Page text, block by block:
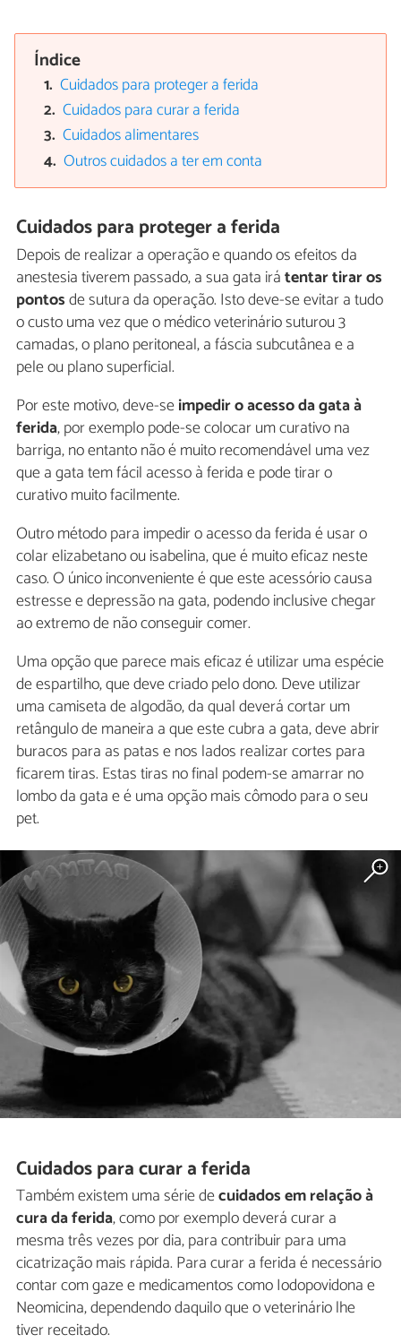
Índice
Cuidados para proteger a ferida
Cuidados para curar a ferida
Cuidados alimentares
Outros cuidados a ter em conta
Cuidados para proteger a ferida
Depois de realizar a operação e quando os efeitos da
anestesia tiverem passado, a sua gata irátentar tirar os
pontosde sutura da operação. Isto deve-se evitar a tudo
o custo uma vez que o médico veterinário suturou 3
camadas, o plano peritoneal, a fáscia subcutânea e a
pele ou plano superficial.
Por este motivo, deve-seimpedir o acesso da gata à
ferida, por exemplo pode-se colocar um curativo na
barriga, no entanto não é muito recomendável uma vez
que a gata tem fácil acesso à ferida e pode tirar o
curativo muito facilmente.
Outro método para impedir o acesso da ferida é usar o
colar elizabetano ou isabelina, que é muito eficaz neste
caso. O único inconveniente é que este acessório causa
estresse e depressão na gata, podendo inclusive chegar
ao extremo de não conseguir comer.
Uma opção que parece mais eficaz é utilizar uma espécie
de espartilho, que deve criado pelo dono. Deve utilizar
uma camiseta de algodão, da qual deverá cortar um
retângulo de maneira a que este cubra a gata, deve abrir
buracos para as patas e nos lados realizar cortes para
ficarem tiras. Estas tiras no final podem-se amarrar no
lombo da gata e é uma opção mais cômodo para o seu
pet.
Cuidados para curar a ferida
Também existem uma série decuidados em relação à
cura da ferida, como por exemplo deverá curar a
mesma três vezes por dia, para contribuir para uma
cicatrização mais rápida. Para curar a ferida é necessário
contar com gaze e medicamentos como Iodopovidona e
Neomicina, dependendo daquilo que o veterinário lhe
tiver receitado.